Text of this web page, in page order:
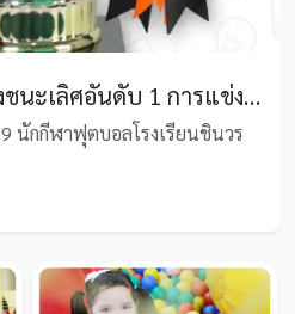
รางวัลชนะเลิศ และรองชนะเลิศอันดับ 1 การแข่งขันฟุตบอลรายการ “เทพพระยาการกุศลคัพ ครั้งที่ 2”
นักกีฬาฟุตบอลโรงเรียนชินวร